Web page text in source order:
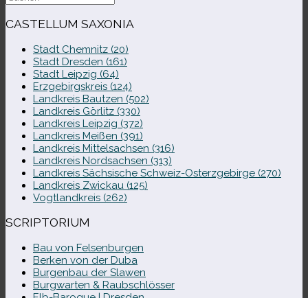
nach:
CASTELLUM SAXONIA
Stadt Chemnitz (20)
Stadt Dresden (161)
Stadt Leipzig (64)
Erzgebirgskreis (124)
Landkreis Bautzen (502)
Landkreis Görlitz (330)
Landkreis Leipzig (372)
Landkreis Meißen (391)
Landkreis Mittelsachsen (316)
Landkreis Nordsachsen (313)
Landkreis Sächsische Schweiz-​Osterzgebirge (270)
Landkreis Zwickau (125)
Vogtlandkreis (262)
SCRIPTORIUM
Bau von Felsenburgen
Berken von der Duba
Burgenbau der Slawen
Burgwarten & Raubschlösser